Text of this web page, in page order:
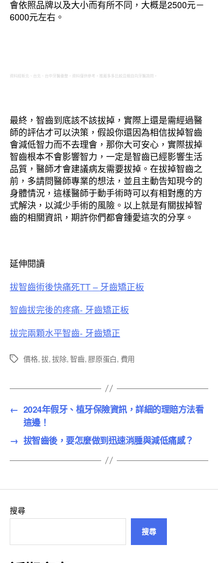
會依照品牌以及大小而有所不同，大概是2500元－
6000元左右。
資料經新北、台北、台中牙醫彙整，資料僅供參考，推薦多多比較且親自向牙醫詢問。
最終，智齒到底該不該拔掉，實際上還是需經過醫
師的評估才可以決策，假設你還因為相信拔掉智齒
會減低智力而不去理會，那你大可安心，實際拔掉
智齒根本不會影響智力，一定是智齒已經影響生活
品質，醫師才會建議病友需要拔掉。在拔掉智齒之
前，多請問醫師專業的想法，並且主動告知現今的
身體情況，這樣醫師于動手術時可以有相對應的方
式解決，以減少手術的風險。以上就是有關拔掉智
齒的相關資訊，期許你們都會鍾愛這次的分享。
延伸閱讀
拔智齒術後快痛死TT – 牙齒矯正板
智齒拔完後的疼痛- 牙齒矯正板
拔完兩顆水平智齒- 牙齒矯正
標
價格,拔,拔除,智齒, 膠原蛋白, 費用
← 2024年假牙、植牙保險資訊，詳細的理賠方法看
這邊！
→ 拔智齒後，要怎麼做到迅速消腫與減低痛感？
搜尋
搜尋